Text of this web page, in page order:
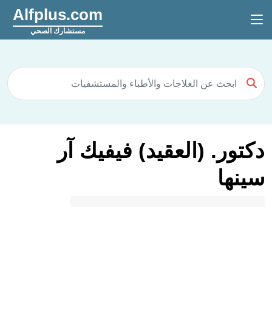
Alfplus.com
مستشارك الصحي
دكتور. (العقيد) فيفيك آر
سينها